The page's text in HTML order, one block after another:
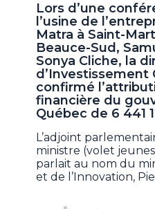
Lors d’une
l’usine de
Matra à Saint-
Beauce-Sud,
Sonya Cliche, la
d’Investissement
confirmé
financière du
Québec de 6 441
L’adjoint
ministre (volet
parlait au nom du
et de l’Innovation,